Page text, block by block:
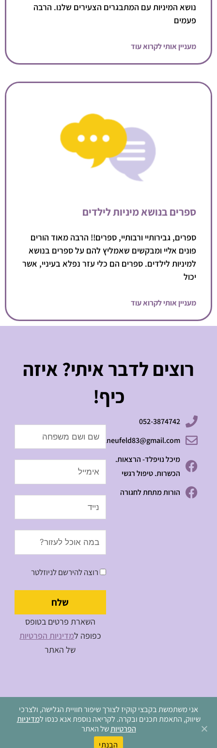
נושא המיניות עם המתבגרים הצעירים שלנו. הרבה
פעמים
מעניין אותי לקרוא עוד
ספרים בנושא מיניות לילדים
ספרים, גבירותיי ורבותיי, ספרים!! הרבה מאוד הורים
פונים אליי ומבקשים שאמליץ להם על ספרים בנושא
למיניות לילדים. ספרים הם כלי עזר נפלא בעיניי, אשר
יכול
מעניין אותי לקרוא עוד
רוצים לדבר איתי? איזה
כיף!
052-3874742
michalneufeld83@gmail.com
מיכל נויפלד- הרצאות.
הכשרות. טיפול רגשי
הורות מתחת לחגורה
רוצה להירשם לניוזלטר
שלח
השארת פרטים בטופס
כפופה למדיניות הפרטיות
של האתר
מדיניות פרטיות
כל הזכויות שמורות למיכל נויפלד
אני משתמשת בקבצי קוקיז לצורך שיפור חוויית הגלישה, ולצרכי
שיווק, התאמת תכנים ובקרה. לקריאה נוספת אנא כנסו למדיניות
הפרטיותשל האתר
הבנתי